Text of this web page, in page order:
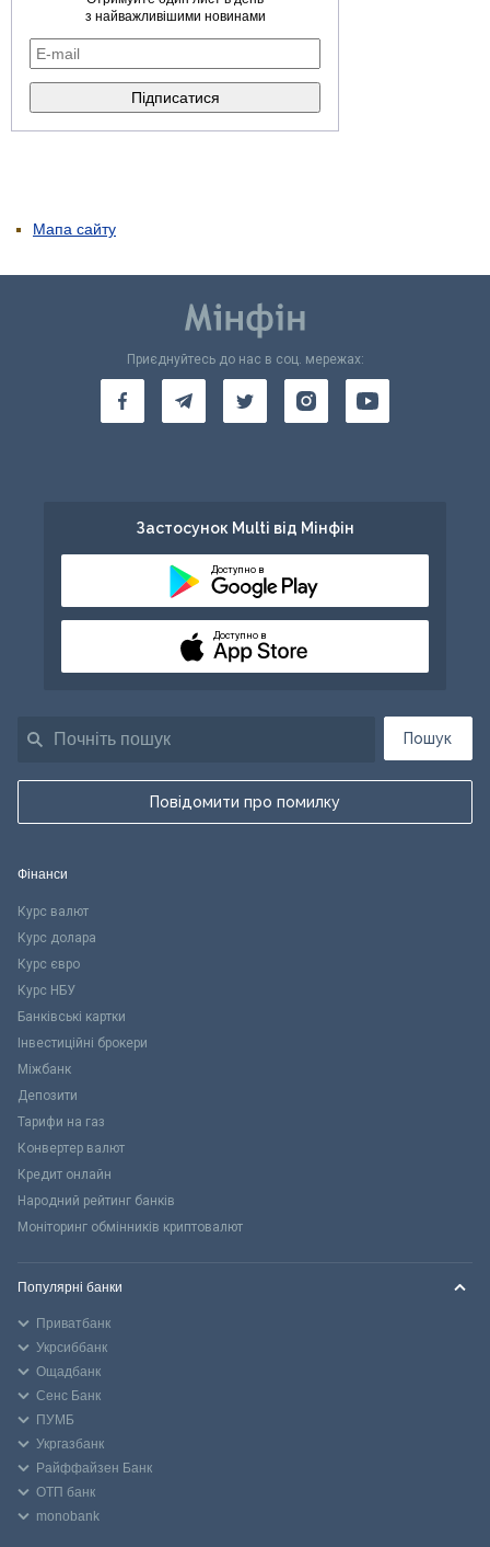
з найважливішими новинами
Мапа сайту
Пошук
Повідомити про помилку
Приєднуйтесь до нас в соц. мережах:
Застосунок Multi від Мінфін
Доступно в
Доступно в
Фінанси
Курс валют
Курс долара
Курс євро
Курс НБУ
Банківські картки
Інвестиційні брокери
Міжбанк
Депозити
Тарифи на газ
Конвертер валют
Кредит онлайн
Народний рейтинг банків
Моніторинг обмінників криптовалют
Популярні банки
Приватбанк
Укрсиббанк
Ощадбанк
Сенс Банк
ПУМБ
Укргазбанк
Райффайзен Банк
ОТП банк
monobank